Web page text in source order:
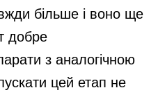
більше і воно ще
добре
з аналогічною
цей етап не